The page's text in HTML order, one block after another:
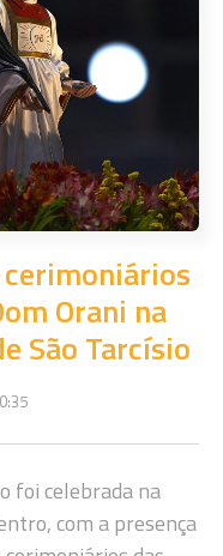
Orani na
São Tarcísio
foi celebrada na
com a presença